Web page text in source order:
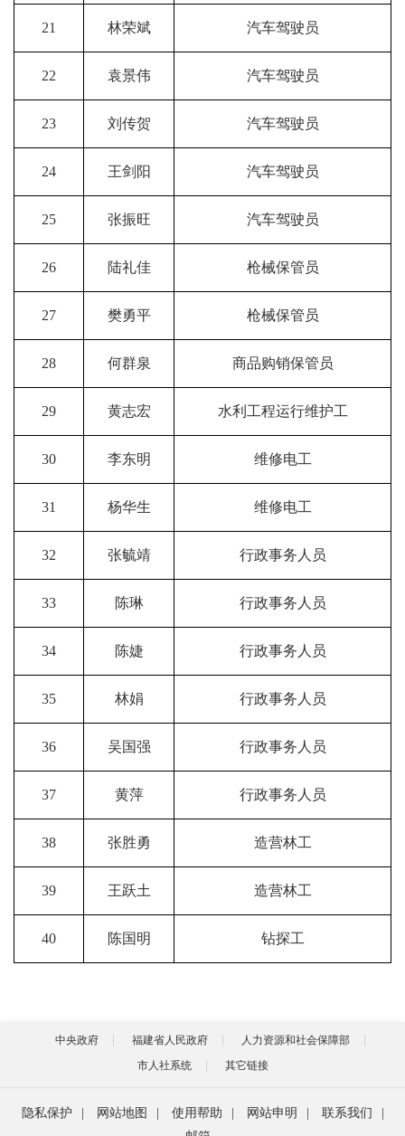
21 林荣斌 汽车驾驶员
22 袁景伟 汽车驾驶员
23 刘传贺 汽车驾驶员
24 王剑阳 汽车驾驶员
25 张振旺 汽车驾驶员
26 陆礼佳 枪械保管员
27 樊勇平 枪械保管员
28 何群泉 商品购销保管员
29 黄志宏 水利工程运行维护工
30 李东明 维修电工
31 杨华生 维修电工
32 张毓靖 行政事务人员
33 陈琳 行政事务人员
34 陈婕 行政事务人员
35 林娟 行政事务人员
36 吴国强 行政事务人员
37 黄萍 行政事务人员
38 张胜勇 造营林工
39 王跃土 造营林工
40 陈国明 钻探工
中央政府 福建省人民政府
人力资源和社会保障部
市人社系统
其它链接
隐私保护 网站地图 使用帮助 网站申明 联系我们